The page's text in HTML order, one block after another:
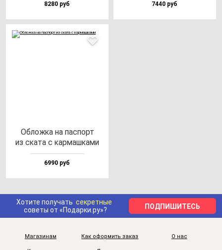
8280 руб 7440 руб
Облож­ка на пас­порт
из ска­та с кар­маш­ка­ми
6990 руб
Хотите получать секретные
советы от «Подарки.ру»?
ПОДПИШИТЕСЬ
Магазинам Как оформить заказ О нас